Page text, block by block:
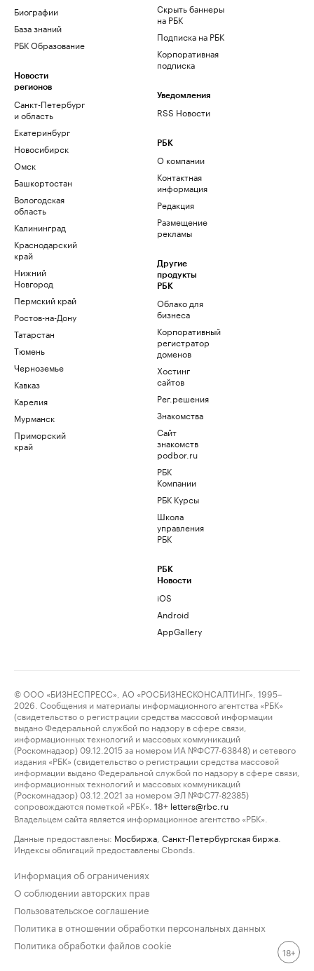
Биографии
База знаний
РБК Образование
Новости
регионов
Санкт-Петербург
и область
Екатеринбург
Новосибирск
Омск
Башкортостан
Вологодская
область
Калининград
Краснодарский
край
Нижний
Новгород
Пермский край
Ростов-на-Дону
Татарстан
Тюмень
Черноземье
Кавказ
Карелия
Мурманск
Приморский
край
Скрыть баннеры
на РБК
Подписка на РБК
Корпоративная
подписка
Уведомления
RSS Новости
РБК
О компании
Контактная
информация
Редакция
Размещение
рекламы
Другие
продукты
РБК
Облако для
бизнеса
Корпоративный
регистратор
доменов
Хостинг
сайтов
Рег.решения
Знакомства
Сайт
знакомств
podbor.ru
РБК
Компании
РБК Курсы
Школа
управления
РБК
РБК
Новости
iOS
Android
AppGallery
© ООО «БИЗНЕСПРЕСС», АО «РОСБИЗНЕСКОНСАЛТИНГ», 1995–
2026. Сообщения и материалы информационного агентства «РБК»
(свидетельство о регистрации средства массовой информации
выдано Федеральной службой по надзору в сфере связи,
информационных технологий и массовых коммуникаций
(Роскомнадзор) 09.12.2015 за номером ИА №ФС77-63848) и сетевого
издания «РБК» (свидетельство о регистрации средства массовой
информации выдано Федеральной службой по надзору в сфере связи,
информационных технологий и массовых коммуникаций
(Роскомнадзор) 03.12.2021 за номером ЭЛ №ФС77-82385)
сопровождаются пометкой «РБК».
18+ letters@rbc.ru
Владельцем сайта является информационное агентство «РБК».
Данные предоставлены: Мосбиржа Санкт-Петербургская биржа
Индексы облигаций предоставлены Cbonds.
Информация об ограничениях
О соблюдении авторских прав
Пользовательское соглашение
Политика в отношении обработки персональных данных
Политика обработки файлов cookie
18+